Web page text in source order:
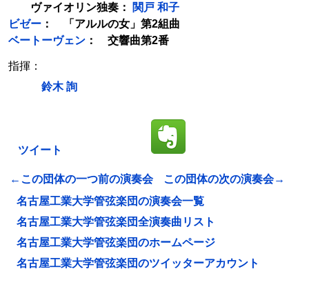
ヴァイオリン独奏：
関戸 和子
ビゼー ： 「アルルの女」第2組曲
ベートーヴェン ： 交響曲第2番
指揮：
鈴木 詢
ツイート
←この団体の一つ前の演奏会
この団体の次の演奏会→
名古屋工業大学管弦楽団の演奏会一覧
名古屋工業大学管弦楽団全演奏曲リスト
名古屋工業大学管弦楽団のホームページ
名古屋工業大学管弦楽団のツイッターアカウント